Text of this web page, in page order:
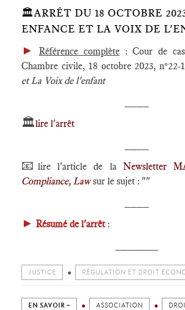
🏛️ARRÊT DU 18 OCTOBRE
ENFANCE ET LA VOIX DE
► Référence complète: Cour de
Chambre civile, 18 octobre 2023, n°22-
et La Voix de l'enfant
🏛️lire l'arrêt
📧lire l'article de la Newsletter
Compliance, Lawsur le sujet : ""
► Résumé de l'arrêt :
JUSTICE RÉGULATION ET DROIT
EN SAVOIR + ASSOCIATION